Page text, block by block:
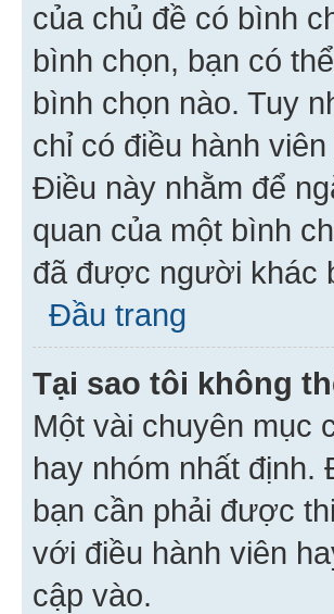
của chủ đề có bình
bình chọn, bạn có
bình chọn nào. Tuy
chỉ có điều hành
Điều này nhằm để
quan của một bình
đã được người khác
Đầu trang
Tại sao tôi không
Một vài chuyên mục
hay nhóm nhất
bạn cần phải được
với điều hành viên
cập vào.